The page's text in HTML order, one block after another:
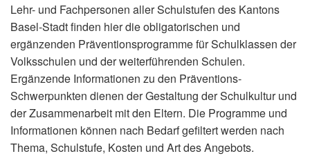
Lehr- und Fachpersonen aller Schulstufen des Kantons
Basel-Stadt finden hier die obligatorischen und
ergänzenden Präventionsprogramme für Schulklassen der
Volksschulen und der weiterführenden Schulen.
Ergänzende Informationen zu den Präventions-
Schwerpunkten dienen der Gestaltung der Schulkultur und
der Zusammenarbeit mit den Eltern. Die Programme und
Informationen können nach Bedarf gefiltert werden nach
Thema, Schulstufe, Kosten und Art des Angebots.